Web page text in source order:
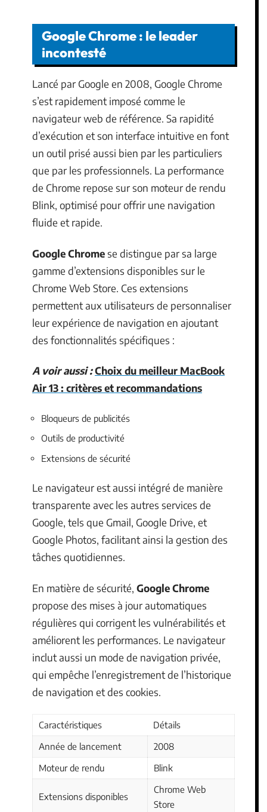
Google Chrome : le leader
incontesté
Lancé par Google en 2008, Google Chrome
s’est rapidement imposé comme le
navigateur web de référence. Sa rapidité
d’exécution et son interface intuitive en font
un outil prisé aussi bien par les particuliers
que par les professionnels. La performance
de Chrome repose sur son moteur de rendu
Blink, optimisé pour offrir une navigation
fluide et rapide.
Google Chromese distingue par sa large
gamme d’extensions disponibles sur le
Chrome Web Store. Ces extensions
permettent aux utilisateurs de personnaliser
leur expérience de navigation en ajoutant
des fonctionnalités spécifiques :
A voir aussi :Choix du meilleur MacBook
Air 13 : critères et recommandations
Bloqueurs de publicités
Outils de productivité
Extensions de sécurité
Le navigateur est aussi intégré de manière
transparente avec les autres services de
Google, tels que Gmail, Google Drive, et
Google Photos, facilitant ainsi la gestion des
tâches quotidiennes.
En matière de sécurité, Google Chrome
propose des mises à jour automatiques
régulières qui corrigent les vulnérabilités et
améliorent les performances. Le navigateur
inclut aussi un mode de navigation privée,
qui empêche l’enregistrement de l’historique
de navigation et des cookies.
Caractéristiques
Détails
Année de lancement
2008
Moteur de rendu
Blink
Extensions disponibles
Chrome Web
Store